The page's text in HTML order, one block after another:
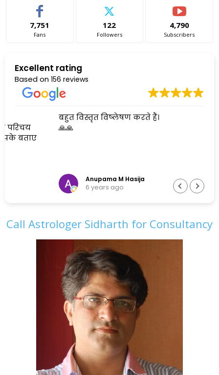
7,751
Fans
122
Followers
4,790
Subscribers
Excellent rating
Based on 156 reviews
बहुत विस्तृत विष्लेषण करते हैं।
🙏🙏
Anupama M Hasija
6 years ago
Call Astrologer Sidharth for Consultancy